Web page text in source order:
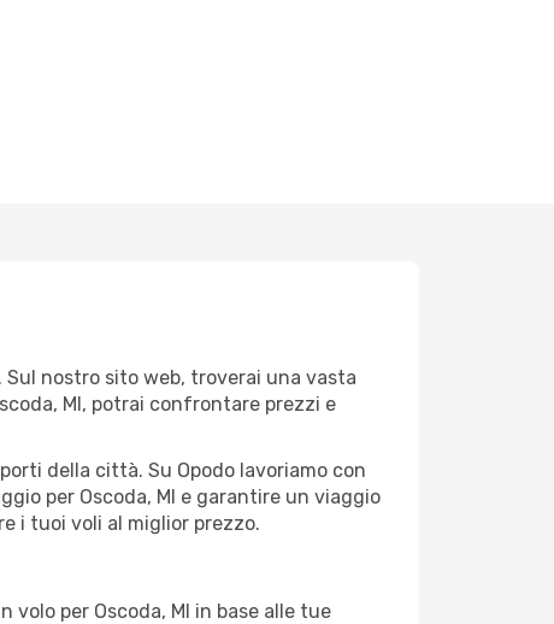
nostro sito web, troverai una vasta
MI, potrai confrontare prezzi e
della città. Su Opodo lavoriamo con
per Oscoda, MI e garantire un viaggio
i tuoi voli al miglior prezzo.
volo per Oscoda, MI in base alle tue